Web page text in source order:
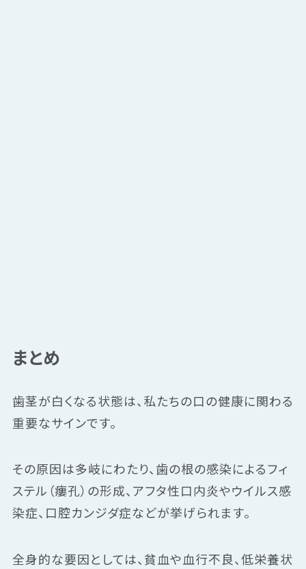
まとめ
歯茎が白くなる状態は、私たちの口の健康に関わる
重要なサインです。
その原因は多岐にわたり、歯の根の感染によるフィ
ステル（瘻孔）の形成、アフタ性口内炎やウイルス感
染症、口腔カンジダ症などが挙げられます。
全身的な要因としては、貧血や血行不良、低栄養状